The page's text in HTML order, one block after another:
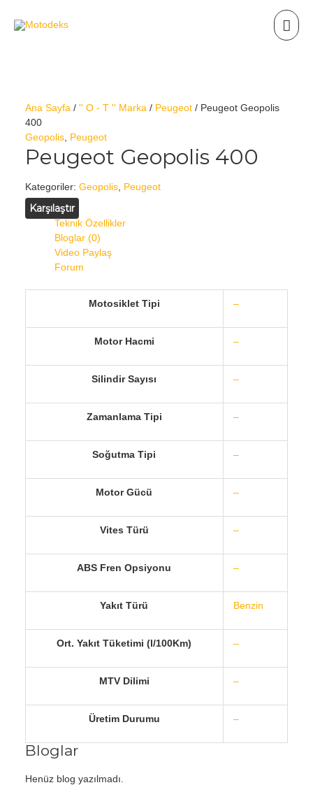
Ana Sayfa / '' O - T '' Marka / Peugeot/ Peugeot Geopolis
400
Geopolis, Peugeot
Peugeot Geopolis 400
Kategoriler: Geopolis, Peugeot
Karşılaştır
Teknik Özellikler
Bloglar (0)
Video Paylaş
Forum
Motosiklet Tipi –
Motor Hacmi –
Silindir Sayısı –
Zamanlama Tipi –
Soğutma Tipi –
Motor Gücü –
Vites Türü –
ABS Fren Opsiyonu –
Yakıt Türü Benzin
Ort. Yakıt Tüketimi (l/100Km) –
MTV Dilimi –
Üretim Durumu –
Bloglar
Henüz blog yazılmadı.